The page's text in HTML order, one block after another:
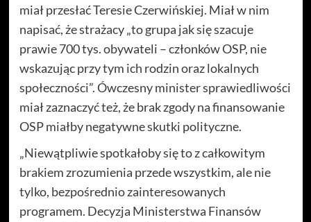
miał przesłać Teresie Czerwińskiej. Miał w nim
napisać, że strażacy „to grupa jak się szacuje
prawie 700 tys. obywateli – członków OSP, nie
wskazując przy tym ich rodzin oraz lokalnych
społeczności”. Ówczesny minister sprawiedliwości
miał zaznaczyć też, że brak zgody na finansowanie
OSP miałby negatywne skutki polityczne.
„Niewątpliwie spotkałoby się to z całkowitym
brakiem zrozumienia przede wszystkim, ale nie
tylko, bezpośrednio zainteresowanych
programem. Decyzja Ministerstwa Finansów